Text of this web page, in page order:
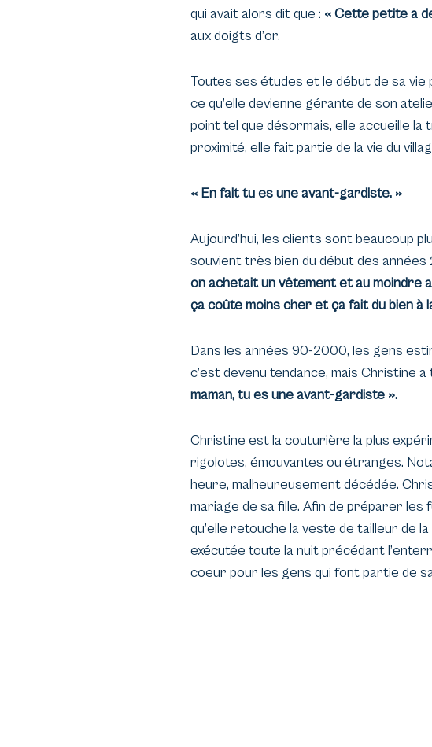
qui avait alors dit que : « Cette petite a
aux doigts d’or.
Toutes ses études et le début de sa
ce qu’elle devienne gérante de son
point tel que désormais, elle accueille
proximité, elle fait partie de la vie du
« En fait tu es une avant-gardiste. »
Aujourd’hui, les clients sont beaucoup
souvient très bien du début des années
on achetait un vêtement et au moindre
ça coûte moins cher et ça fait du bien à
Dans les années 90-2000, les gens
c’est devenu tendance, mais Christine
maman, tu es une avant-gardiste ».
Christine est la couturière la plus
rigolotes, émouvantes ou étranges.
heure, malheureusement décédée.
mariage de sa fille. Afin de préparer
qu’elle retouche la veste de tailleur de
exécutée toute la nuit précédant
coeur pour les gens qui font partie de